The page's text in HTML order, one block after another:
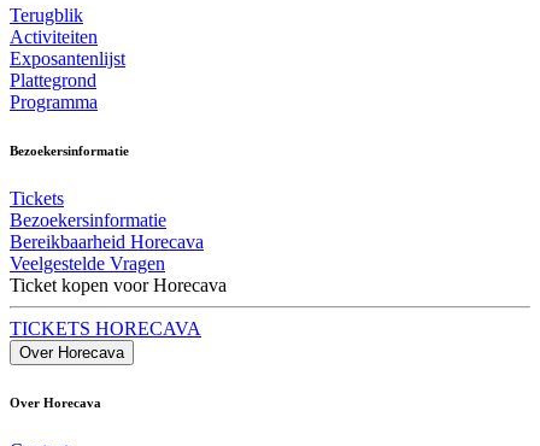
Terugblik
Activiteiten
Exposantenlijst
Plattegrond
Programma
Bezoekersinformatie
Tickets
Bezoekersinformatie
Bereikbaarheid Horecava
Veelgestelde Vragen
Ticket kopen voor Horecava
TICKETS HORECAVA
Over Horecava
Over Horecava